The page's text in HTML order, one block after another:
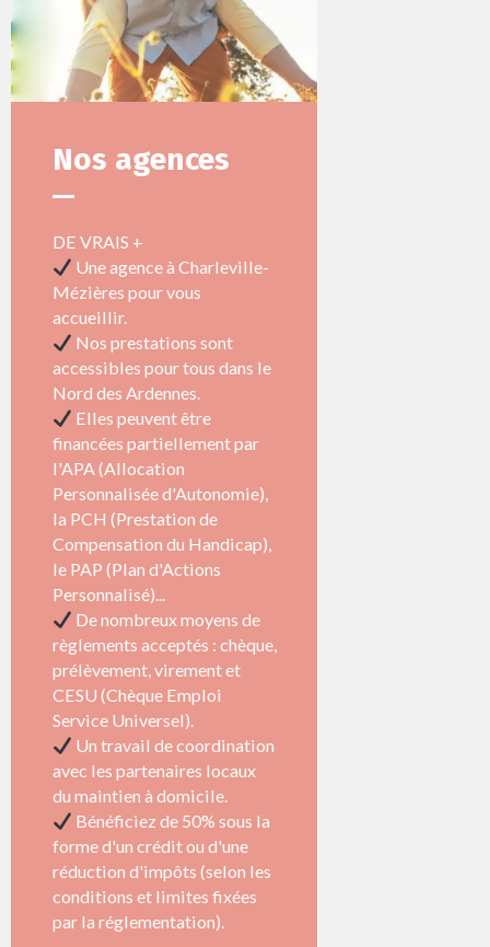
Nos agences
DE VRAIS +
Une agence à Charleville-
Mézières pour vous
accueillir.
Nos prestations sont
accessibles pour tous dans le
Nord des Ardennes.
Elles peuvent être
financées partiellement par
l'APA (Allocation
Personnalisée d'Autonomie),
la PCH (Prestation de
Compensation du Handicap),
le PAP (Plan d'Actions
Personnalisé)...
De nombreux moyens de
règlements acceptés : chèque,
prélèvement, virement et
CESU (Chèque Emploi
Service Universel).
Un travail de coordination
avec les partenaires locaux
du maintien à domicile.
Bénéficiez de 50% sous la
forme d'un crédit ou d'une
réduction d'impôts (selon les
conditions et limites fixées
par la réglementation).